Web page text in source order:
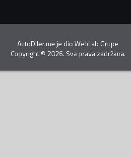
AutoDiler.me je dioWebLab Grupe
Copyright© 2026. Sva prava zadržana.